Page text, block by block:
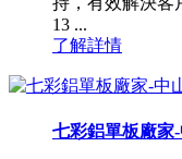
13 ...
了解詳情
七彩鋁單板廠家